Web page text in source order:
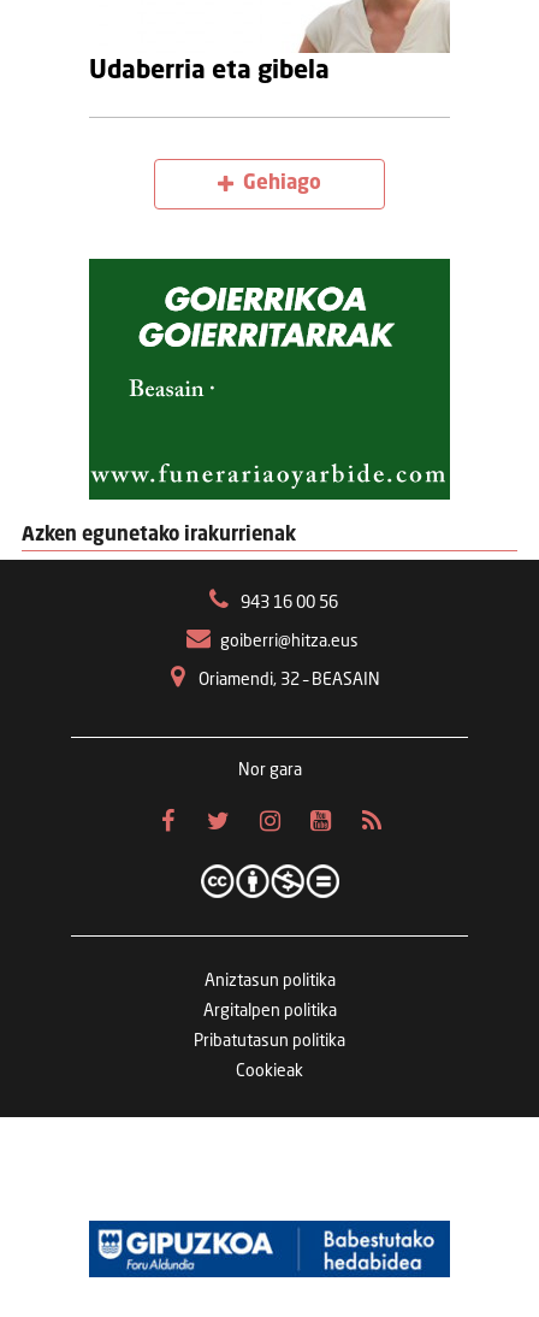
Udaberria eta gibela
Gehiago
Azken egunetako irakurrienak
943 16 00 56
goiberri@hitza.eus
Oriamendi, 32 – BEASAIN
Nor gara
Aniztasun politika
Argitalpen politika
Pribatutasun politika
Cookieak